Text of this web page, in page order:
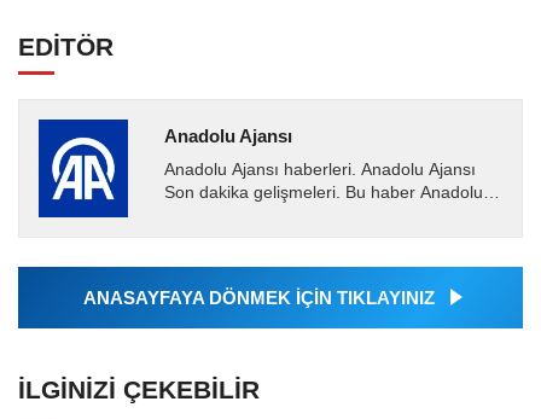
EDİTÖR
Anadolu Ajansı
Anadolu Ajansı haberleri. Anadolu Ajansı
Son dakika gelişmeleri. Bu haber Anadolu
Ajansı tarafından...
ANASAYFAYA DÖNMEK İÇİN TIKLAYINIZ
İLGINIZI ÇEKEBILIR